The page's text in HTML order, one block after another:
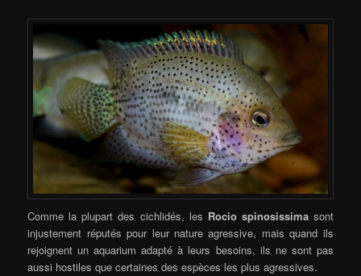
Comme la plupart des cichlidés, les Rocio spinosissimasont
injustement réputés pour leur nature agressive, mais quand ils
rejoignent un aquarium adapté à leurs besoins, ils ne sont pas
aussi hostiles que certaines des espèces les plus agressives.